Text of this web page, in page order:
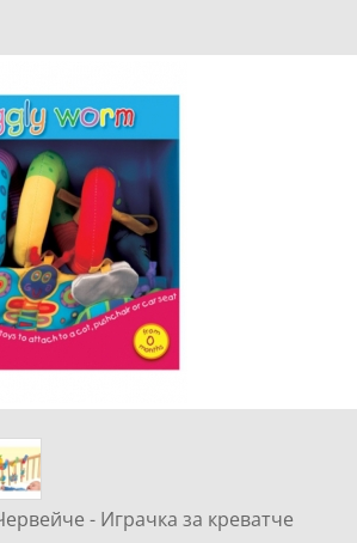
- Играчка за креватче